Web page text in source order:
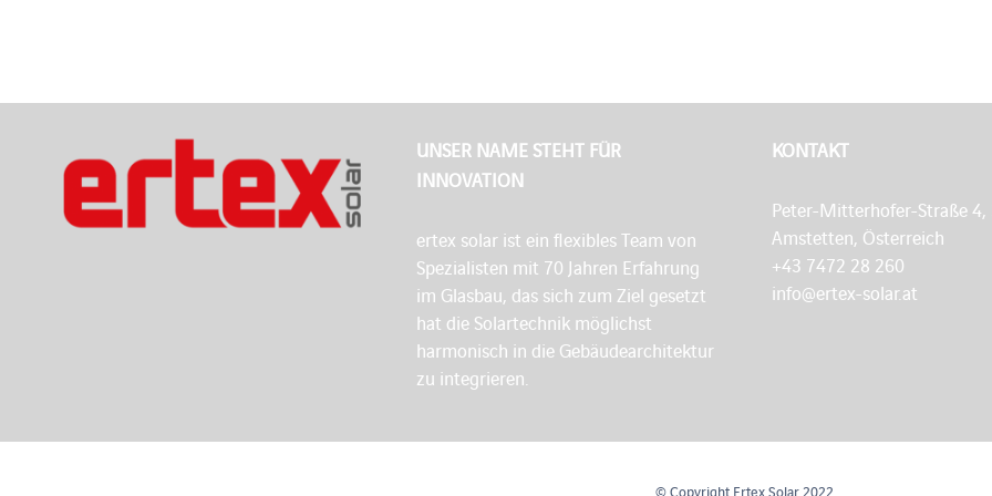
UNSER NAME STEHT FÜR
INNOVATION
ertex solar ist ein flexibles Team von
Spezialisten mit 70 Jahren Erfahrung
im Glasbau, das sich zum Ziel gesetzt
hat die Solartechnik möglichst
harmonisch in die Gebäudearchitektur
zu integrieren.
KONTAKT
Peter-Mitterhofer-Straße 4,
Amstetten, Österreich
+43 7472 28 260
info@ertex-solar.at
© Copyright Ertex Solar 2022